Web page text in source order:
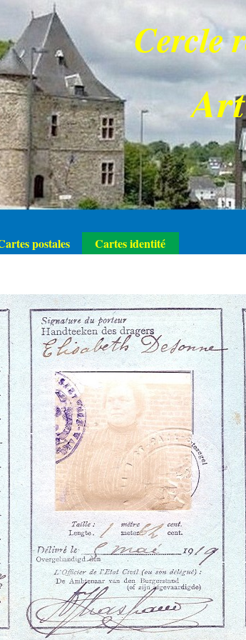
Cercle
postales Cartes identité